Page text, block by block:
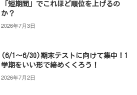
「短期間」でこれほど順位を上げるの
か？
2026年7月3日
(6/1～6/30)期末テストに向けて集中！1
学期をいい形で締めくくろう！
2026年7月2日